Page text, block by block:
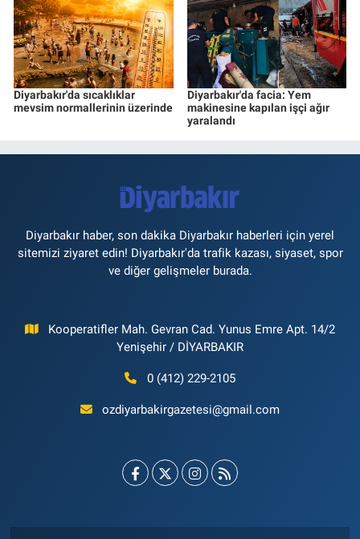
Diyarbakır'da sıcaklıklar
mevsim normallerinin üzerinde
Diyarbakır'da facia: Yem
makinesine kapılan işçi ağır
yaralandı
Diyarbakır haber, son dakika Diyarbakır haberleri için yerel
sitemizi ziyaret edin! Diyarbakır'da trafik kazası, siyaset, spor
ve diğer gelişmeler burada.
Kooperatifler Mah. Gevran Cad. Yunus Emre Apt. 14/2
Yenişehir / DİYARBAKIR
0 (412) 229-2105
ozdiyarbakirgazetesi@gmail.com